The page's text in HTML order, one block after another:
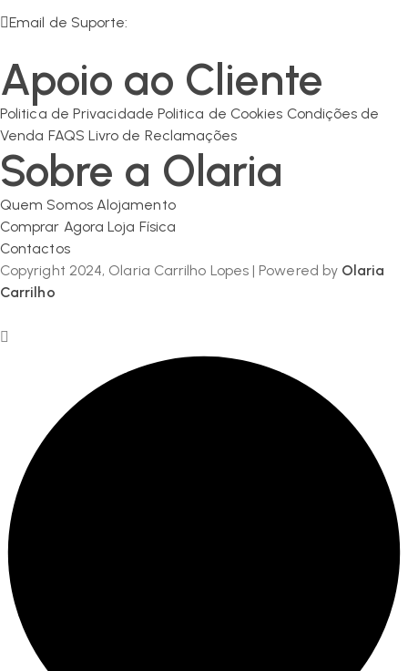
Email de Suporte:
Apoio ao Cliente
Politica de Privacidade Politica de Cookies Condições de
Venda FAQS Livro de Reclamações
Sobre a Olaria
Quem Somos Alojamento
Comprar Agora Loja Física
Contactos
Copyright 2024, Olaria Carrilho Lopes | Powered by Olaria
Carrilho